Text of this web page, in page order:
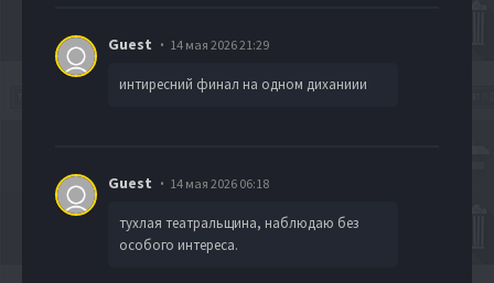
Guest 14 мая 2026 21:29
интиресний финал на одном диханиии
Guest 14 мая 2026 06:18
тухлая театральщина, наблюдаю без
особого интереса.